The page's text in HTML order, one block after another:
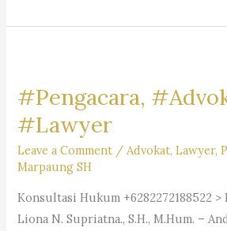
Sengketa
Firm
Dr.iur.
Liona
N.
SH,
M.Hum.
#Pengacara,
#Lawyer
Leave a Comment /Advokat,Lawyer,
Marpaung SH
Konsultasi Hukum +6282272188522
Liona N. Supriatna., S.H., M.Hum. –